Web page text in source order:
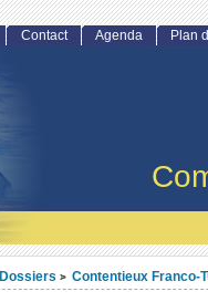
Dossiers > Contentieux Franco-
Contact Agenda Plan